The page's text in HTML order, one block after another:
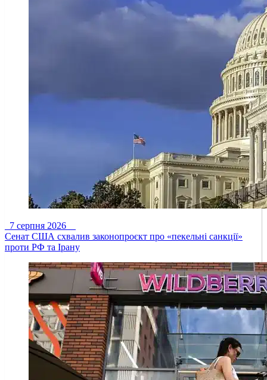
7 серпня 2026
Сенат США схвалив законопроєкт про «пекельні санкції»
проти РФ та Ірану